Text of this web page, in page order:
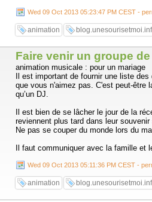
Wed 09 Oct 2013 05:23:47 PM CEST -
animation
Faire venir un groupe
animation musicale : pour un mariage
Il est important de fournir une liste
que vous n'aimez pas. C'est peut-être
qu’un DJ.
Il est bien de se lâcher le jour de la
reviennent plus tard dans leur
Ne pas se couper du monde lors du
Il faut communiquer avec la famille
Wed 09 Oct 2013 05:11:36 PM CEST -
animation